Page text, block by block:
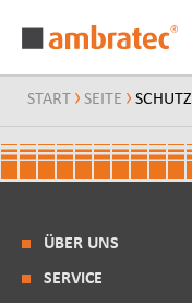
START SEITE
ÜBER UNS
SERVICE